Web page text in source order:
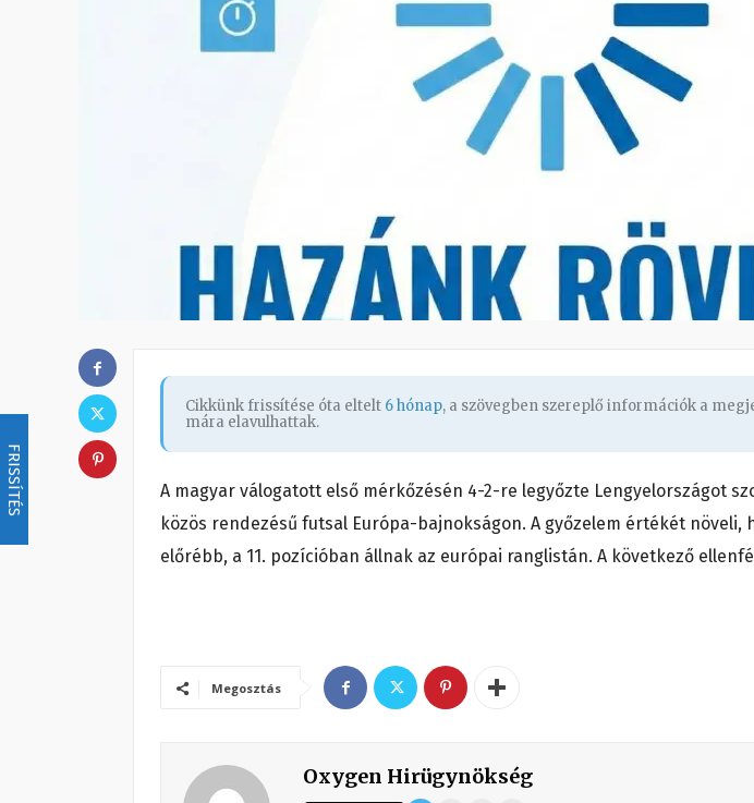
FRISSÍTÉS
Cikkünk frissítése óta eltelt 6 hónap, a szövegben szereplő információk a
mára elavulhattak.
A magyar válogatott első mérkőzésén 4-2-re legyőzte Lengyelországot
közös rendezésű futsal Európa-bajnokságon. A győzelem értékét növeli,
előrébb, a 11. pozícióban állnak az európai ranglistán. A következő
Megosztás
Oxygen Hirügynökség